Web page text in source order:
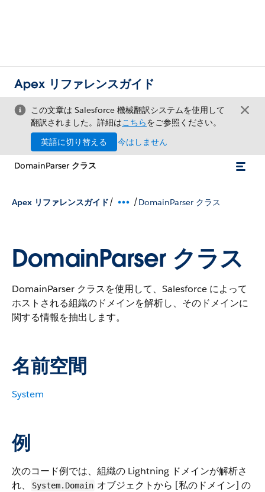
Apex リファレンスガイド
この文章は Salesforce 機械翻訳システムを使用して
翻訳されました。詳細はこちらをご参照ください。
英語に切り替える
今はしません
DomainParser クラス
Apex リファレンスガイド/ /DomainParser クラス
DomainParser クラス
DomainParser クラスを使用して、Salesforce によって
ホストされる組織のドメインを解析し、そのドメインに
関する情報を抽出します。
名前空間
System
例
次のコード例では、組織の Lightning ドメインが解析さ
れ、
System.Domain オブジェクトから [私のドメイン] の